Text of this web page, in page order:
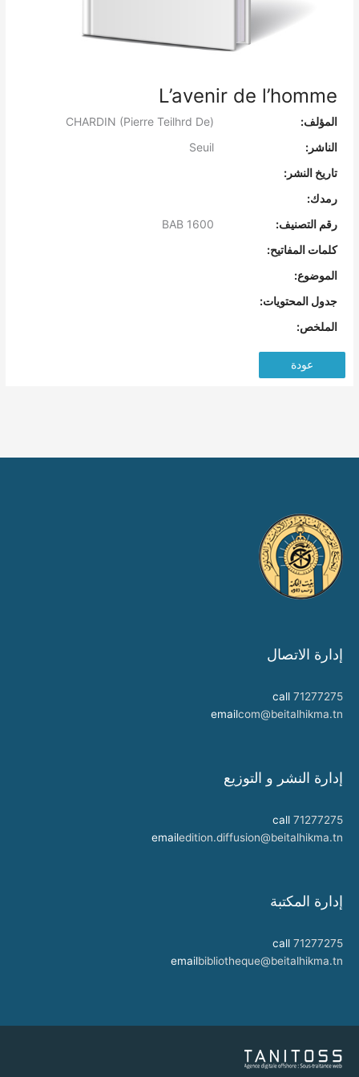
L’avenir de l’homme
المؤلف:
الناشر:
Seuil
تاريخ النشر:
رمدك:
رقم التصنيف:
كلمات المفاتيح:
الموضوع:
جدول المحتويات:
الملخص:
عودة
إدارة الاتصال
call 71277275
emailcom@beitalhikma.tn
إدارة النشر و التوزيع
call 71277275
emailedition.diffusion@beitalhikma.tn
إدارة المكتبة
call 71277275
emailbibliotheque@beitalhikma.tn